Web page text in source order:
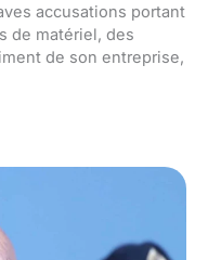
accusations portant
de matériel, des
de son entreprise,